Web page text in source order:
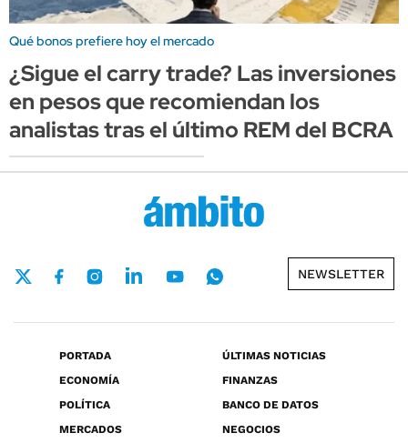
Qué bonos prefiere hoy el mercado
¿Sigue el carry trade? Las inversiones
en pesos que recomiendan los
analistas tras el último REM del BCRA
NEWSLETTER
PORTADA
ÚLTIMAS NOTICIAS
ECONOMÍA
FINANZAS
POLÍTICA
BANCO DE DATOS
MERCADOS
NEGOCIOS